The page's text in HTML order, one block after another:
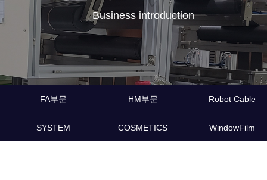
Business introduction
FA부문 HM부문 Robot Cable
SYSTEM COSMETICS WindowFilm